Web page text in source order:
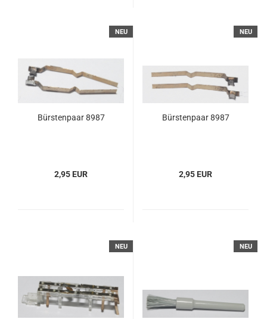
NEU
Bürstenpaar 8987
2,95 EUR
NEU
Bürstenpaar 8987
2,95 EUR
NEU NEU